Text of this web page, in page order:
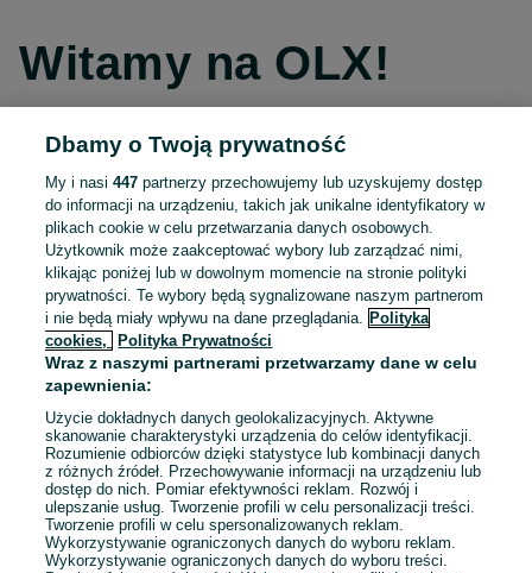
Witamy na OLX!
Kontynuuj przez Facebooka
Kontynuuj przez konto Apple
Kontynuuj przez konto Google
LUB
E-mail
Dbamy o Twoją prywatność
My i nasi447 partnerzy przechowujemy lub uzyskujemy dostęp
do informacji na urządzeniu, takich jak unikalne identyfikatory w
plikach cookie w celu przetwarzania danych osobowych.
Użytkownik może zaakceptować wybory lub zarządzać nimi,
klikając poniżej lub w dowolnym momencie na stronie polityki
prywatności. Te wybory będą sygnalizowane naszym partnerom
i nie będą miały wpływu na dane przeglądania.
Polityka
cookies,
Polityka Prywatności
Wraz z naszymi partnerami przetwarzamy dane w celu
zapewnienia:
Użycie dokładnych danych geolokalizacyjnych. Aktywne
skanowanie charakterystyki urządzenia do celów identyfikacji.
Rozumienie odbiorców dzięki statystyce lub kombinacji danych
z różnych źródeł. Przechowywanie informacji na urządzeniu lub
dostęp do nich. Pomiar efektywności reklam. Rozwój i
ulepszanie usług. Tworzenie profili w celu personalizacji treści.
Tworzenie profili w celu spersonalizowanych reklam.
Wykorzystywanie ograniczonych danych do wyboru reklam.
Wykorzystywanie ograniczonych danych do wyboru treści.